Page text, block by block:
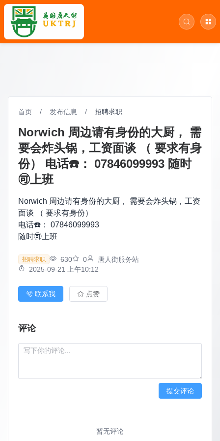
首页 / 发布信息 / 招聘求职
Norwich 周边请有身份的大厨， 需
要会炸头锅，工资面谈 （ 要求有身
份） 电话☎️： 07846099993 随时
🉑上班
Norwich 周边请有身份的大厨， 需要会炸头锅，工资
面谈 （ 要求有身份）
电话☎️： 07846099993
随时🉑上班
招聘求职 630 0
唐人街服务站
2025-09-21 上午10:12
联系我 点赞
评论
提交评论
暂无评论